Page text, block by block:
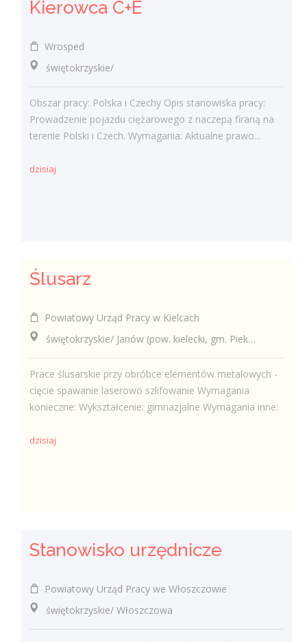
Kierowca C+E
Wrosped
świętokrzyskie/
Obszar pracy: Polska i Czechy Opis stanowiska pracy:
Prowadzenie pojazdu ciężarowego z naczepą firaną na
terenie Polski i Czech. Wymagania: Aktualne prawo...
dzisiaj
Ślusarz
Powiatowy Urząd Pracy w Kielcach
świętokrzyskie/ Janów (pow. kielecki, gm. Piekoszów), Janów
Prace ślusarskie przy obróbce elementów metalowych -
cięcie spawanie laserowo szlifowanie Wymagania
konieczne: Wykształcenie: gimnazjalne Wymagania inne:
dzisiaj
Stanowisko urzędnicze
Powiatowy Urząd Pracy we Włoszczowie
świętokrzyskie/ Włoszczowa